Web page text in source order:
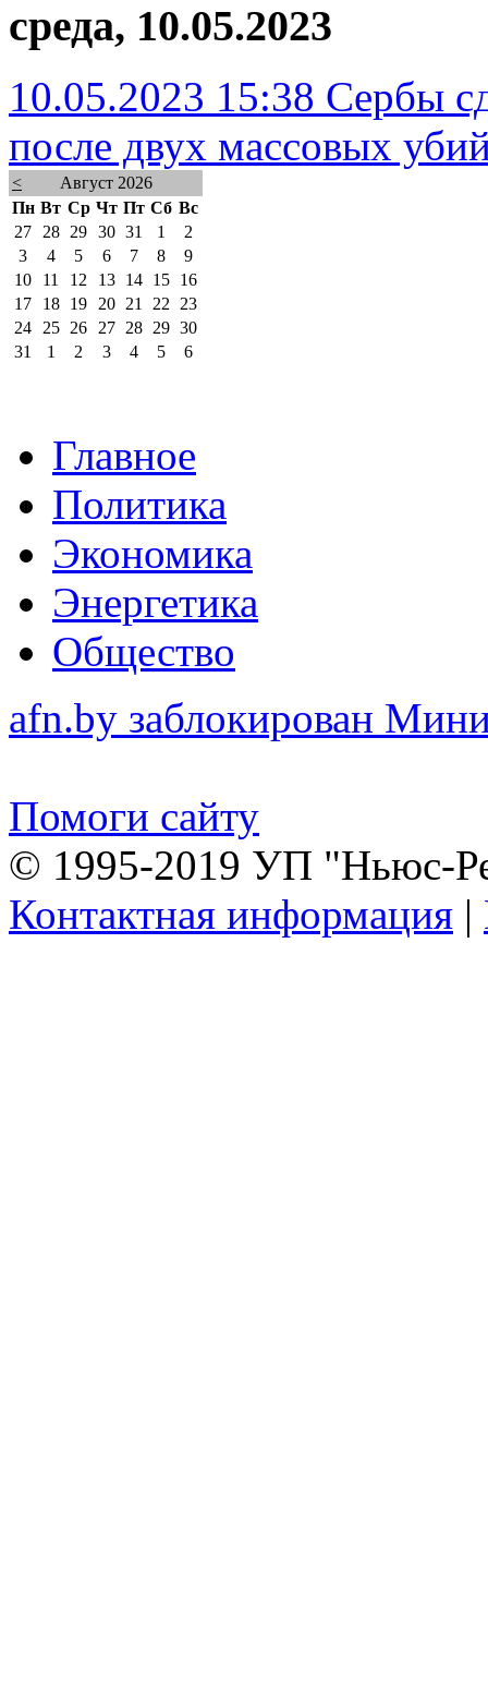
среда, 10.05.2023
10.05.2023 15:38 Сербы
после двух массовых
<
Август 2026
Пн Вт Ср Чт Пт Сб Вс
27
28 29 30 31 1
2
3
4 5 6 7 8
9
10
11 12 13 14 15
16
17
18 19 20 21 22
23
24
25 26 27 28 29 30
31
1 2 3 4 5 6
Главное
Политика
Экономика
Энергетика
Общество
afn.by заблокирован
Помоги сайту
© 1995-2019 УП "Ньюс-
Контактная информация |